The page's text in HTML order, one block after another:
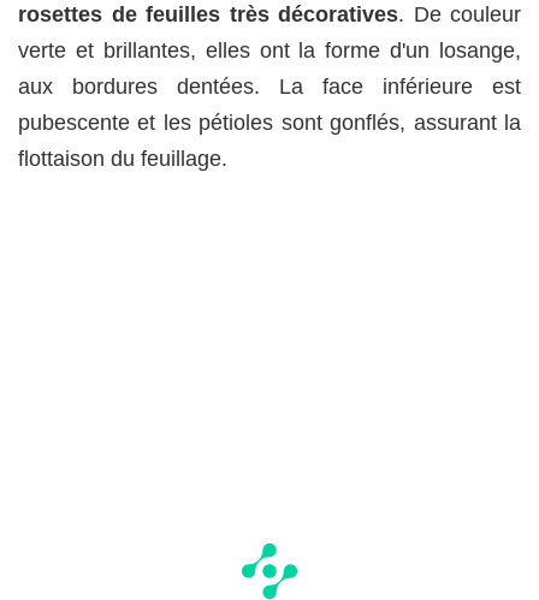
rosettes de feuilles très décoratives. De couleur
verte et brillantes, elles ont la forme d'un losange,
aux bordures dentées. La face inférieure est
pubescente et les pétioles sont gonflés, assurant la
flottaison du feuillage.